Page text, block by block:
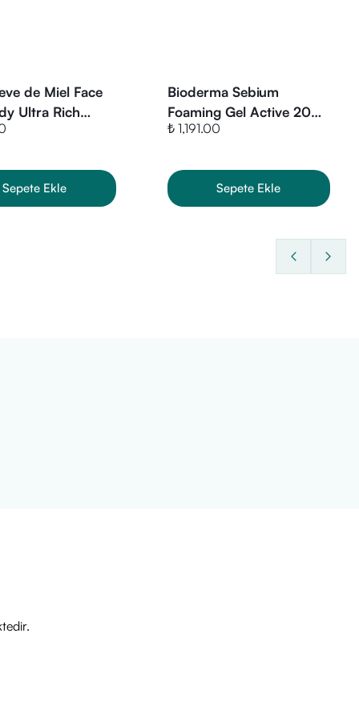
sağlar.
katkıda
(Bu aşama peeling etkisi
de Miel Face
Ultra Rich
Gel 400 ml -
Sepete Ekle
Bioderma Sebium
Foaming Gel Active 200
ml
₺ 1,191.00
Sepete Ekle